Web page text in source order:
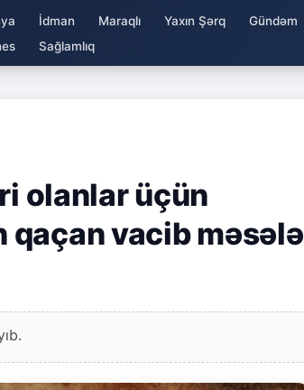
İdman Maraqlı Yaxın Şərq Gündəm
Sağlamlıq
olanlar üçün
vacib məsələ